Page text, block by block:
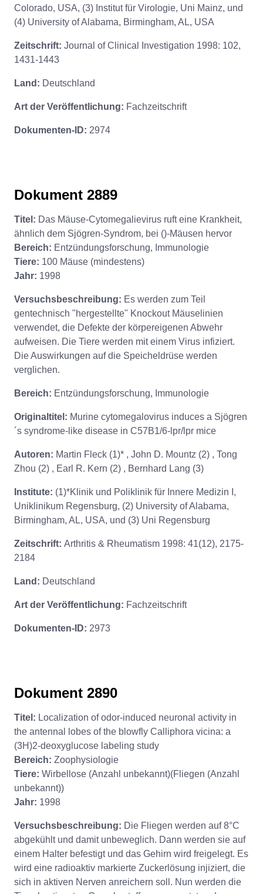
Colorado, USA, (3) Institut für Virologie, Uni Mainz, und
(4) University of Alabama, Birmingham, AL, USA
Zeitschrift: Journal of Clinical Investigation 1998: 102,
1431-1443
Land: Deutschland
Art der Veröffentlichung: Fachzeitschrift
Dokumenten-ID: 2974
Dokument 2889
Titel: Das Mäuse-Cytomegalievirus ruft eine Krankheit,
ähnlich dem Sjögren-Syndrom, bei ()-Mäusen hervor
Bereich: Entzündungsforschung, Immunologie
Tiere: 100 Mäuse (mindestens)
Jahr: 1998
Versuchsbeschreibung: Es werden zum Teil
gentechnisch "hergestellte" Knockout Mäuselinien
verwendet, die Defekte der körpereigenen Abwehr
aufweisen. Die Tiere werden mit einem Virus infiziert.
Die Auswirkungen auf die Speicheldrüse werden
verglichen.
Bereich: Entzündungsforschung, Immunologie
Originaltitel: Murine cytomegalovirus induces a Sjögren
´s syndrome-like disease in C57B1/6-lpr/lpr mice
Autoren: Martin Fleck (1)* , John D. Mountz (2) , Tong
Zhou (2) , Earl R. Kern (2) , Bernhard Lang (3)
Institute: (1)*Klinik und Poliklinik für Innere Medizin I,
Uniklinikum Regensburg, (2) University of Alabama,
Birmingham, AL, USA, und (3) Uni Regensburg
Zeitschrift: Arthritis & Rheumatism 1998: 41(12), 2175-
2184
Land: Deutschland
Art der Veröffentlichung: Fachzeitschrift
Dokumenten-ID: 2973
Dokument 2890
Titel: Localization of odor-induced neuronal activity in
the antennal lobes of the blowfly Calliphora vicina: a
(3H)2-deoxyglucose labeling study
Bereich: Zoophysiologie
Tiere: Wirbellose (Anzahl unbekannt)(Fliegen (Anzahl
unbekannt))
Jahr: 1998
Versuchsbeschreibung: Die Fliegen werden auf 8°C
abgekühlt und damit unbeweglich. Dann werden sie auf
einem Halter befestigt und das Gehirn wird freigelegt. Es
wird eine radioaktiv markierte Zuckerlösung injiziert, die
sich in aktiven Nerven anreichern soll. Nun werden die